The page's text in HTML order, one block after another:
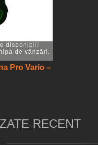
disponibil!
de vânzări.
Pro Vario –
RECENT